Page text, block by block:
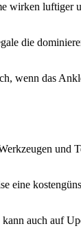
wirken luftiger
die
wenn das
und
eine
kann auch auf